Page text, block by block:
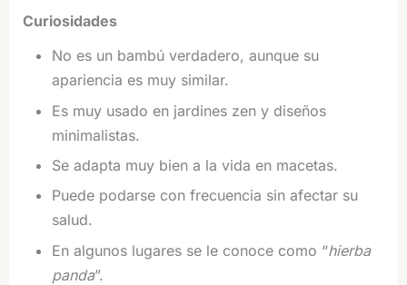
Curiosidades
No es un bambú verdadero, aunque su
apariencia es muy similar.
Es muy usado en jardines zen y diseños
minimalistas.
Se adapta muy bien a la vida en macetas.
Puede podarse con frecuencia sin afectar su
salud.
En algunos lugares se le conoce como “hierba
panda”.